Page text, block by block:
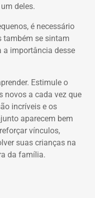
deles.
é necessário
também se sintam
a importância desse
Estimule o
novos a cada vez que
incríveis e os
aparecem bem
vínculos,
suas crianças na
da família.